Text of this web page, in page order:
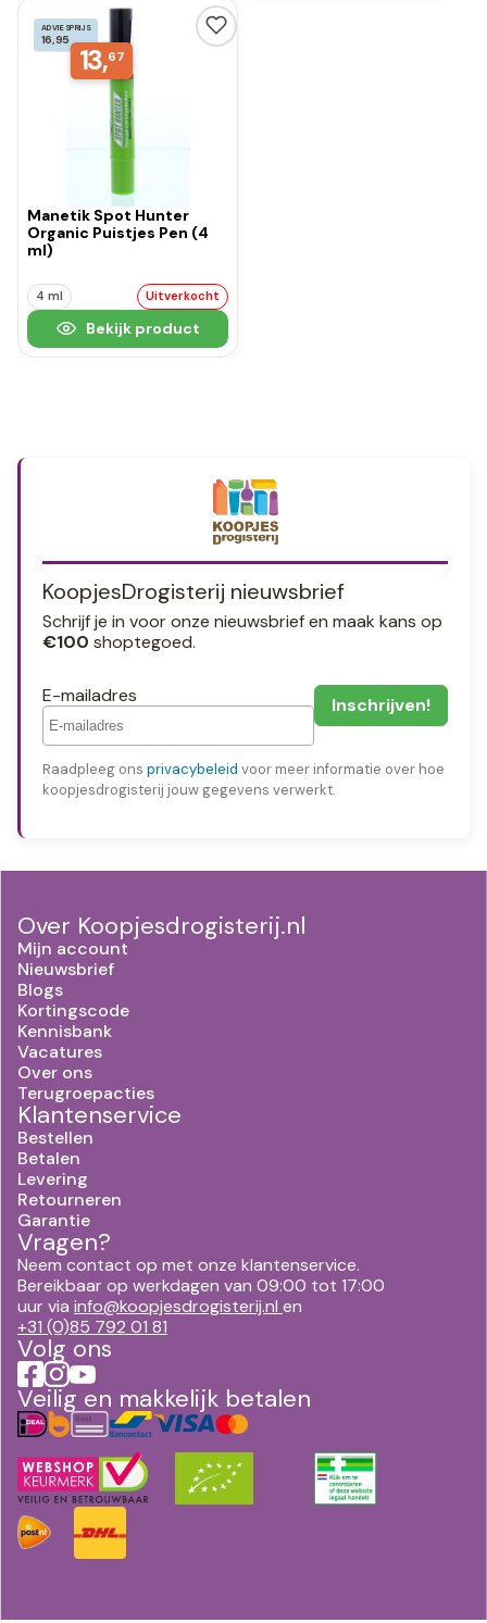
ADVIESPRIJS
16,95
13,67
Manetik Spot Hunter
Organic Puistjes Pen (4
ml)
4 ml Uitverkocht
Bekijk product
KoopjesDrogisterij nieuwsbrief
Schrijf je in voor onze nieuwsbrief en maak kans op
€100 shoptegoed.
E-mailadres
Raadpleeg ons privacybeleid voor meer informatie over hoe
koopjesdrogisterij jouw gegevens verwerkt.
Over Koopjesdrogisterij.nl
Mijn account
Nieuwsbrief
Blogs
Kortingscode
Kennisbank
Vacatures
Over ons
Terugroepacties
Klantenservice
Bestellen
Betalen
Levering
Retourneren
Garantie
Vragen?
Neem contact op met onze klantenservice.
Bereikbaar op werkdagen van 09:00 tot 17:00
uur via info@koopjesdrogisterij.nl en
+31 (0)85 792 01 81
Volg ons
Veilig en makkelijk betalen